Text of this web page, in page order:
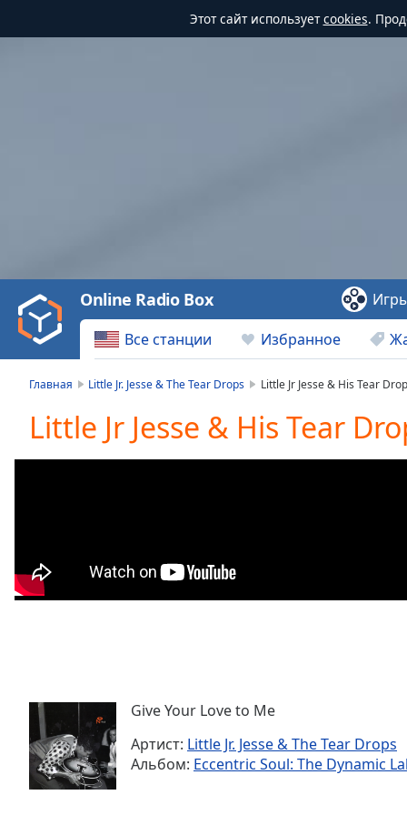
Этот сайт используетcookies.
Video
Play
Backward
Skip
Current
Time0:00
TypeLIVE
Seek to
Playback
Rate
Все станции Избранное
Online Radio Box
Главная Little Jr. Jesse & The Tear Drops Little Jr Jesse & His Tear
Little Jr Jesse & His Tear
Give Your Love to Me
Артист: Little Jr. Jesse & The Tear Drops
Альбом: Eccentric Soul: The Dynamic